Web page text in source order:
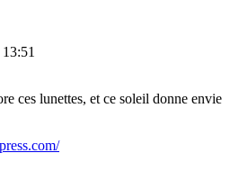
13:51
ces lunettes, et ce soleil donne envie